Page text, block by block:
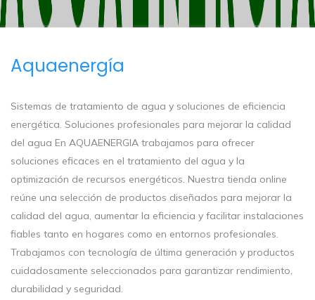
Aquaenergía
Sistemas de tratamiento de agua y soluciones de eficiencia
energética. Soluciones profesionales para mejorar la calidad
del agua En AQUAENERGIA trabajamos para ofrecer
soluciones eficaces en el tratamiento del agua y la
optimización de recursos energéticos. Nuestra tienda online
reúne una selección de productos diseñados para mejorar la
calidad del agua, aumentar la eficiencia y facilitar instalaciones
fiables tanto en hogares como en entornos profesionales.
Trabajamos con tecnología de última generación y productos
cuidadosamente seleccionados para garantizar rendimiento,
durabilidad y seguridad.